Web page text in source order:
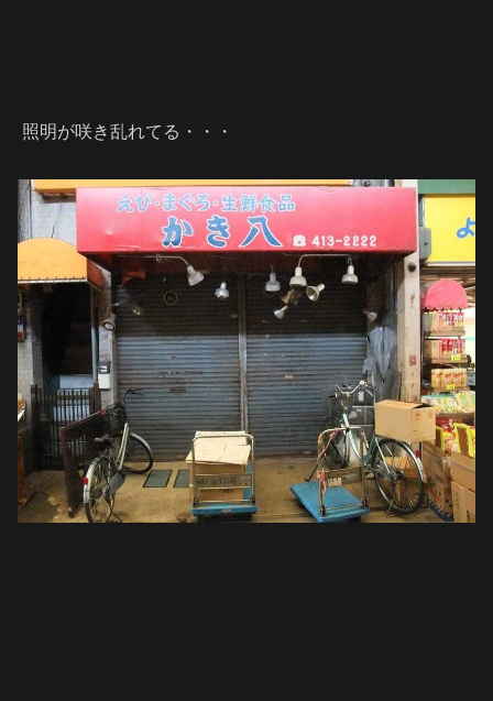
照明が咲き乱れてる・・・